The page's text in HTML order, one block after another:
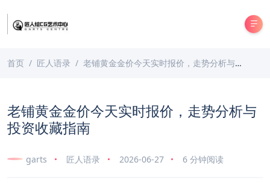
首页 匠人语录 老铺黄金金价今天实时报价，走势分析与投资收藏指南
老铺黄金金价今天实时报价，走势分析与
投资收藏指南
garts 匠人语录 2026-06-27 6 分钟阅读